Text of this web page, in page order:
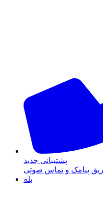
پشتیبانی جدید
پیامک و تماس صوتی
بله